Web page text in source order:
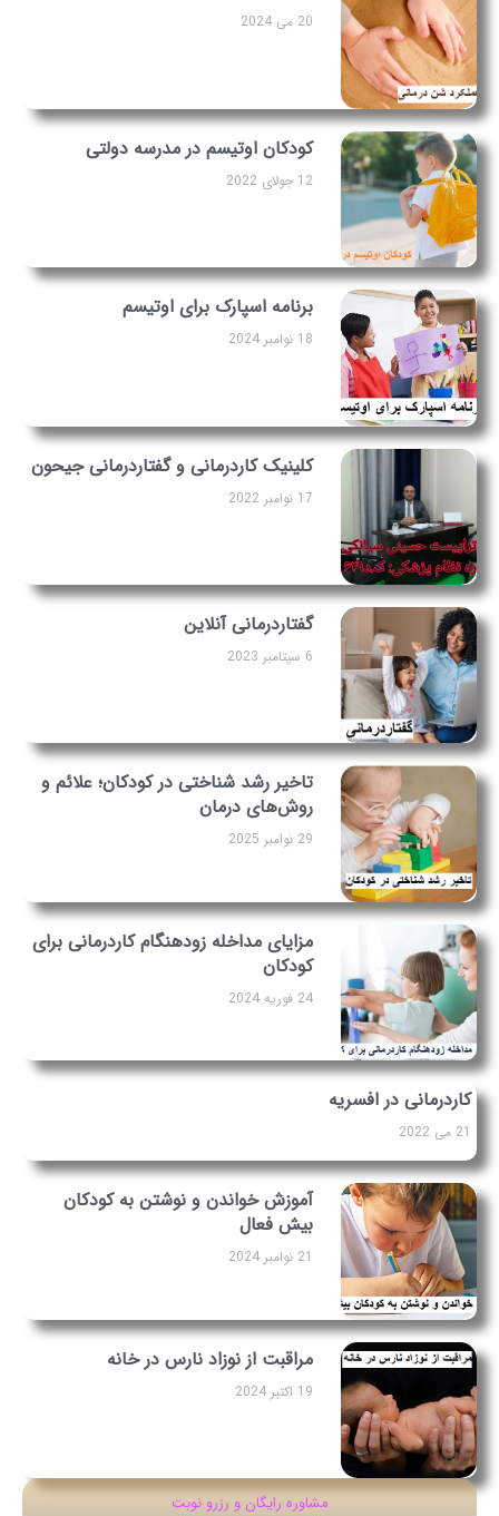
20 می 2024
کودکان اوتیسم در مدرسه دولتی
12 جولای 2022
برنامه اسپارک برای اوتیسم
18 نوامبر 2024
کلینیک کاردرمانی و گفتاردرمانی جیحون
17 نوامبر 2022
گفتاردرمانی آنلاین
6 سپتامبر 2023
تاخیر رشد شناختی در کودکان؛ علائم و
روش‌های درمان
29 نوامبر 2025
مزایای مداخله زودهنگام کاردرمانی برای
کودکان
24 فوریه 2024
کاردرمانی در افسریه
21 می 2022
آموزش خواندن و نوشتن به کودکان
بیش فعال
21 نوامبر 2024
مراقبت از نوزاد نارس در خانه
19 اکتبر 2024
مشاوره رایگان و رزرو نوبت